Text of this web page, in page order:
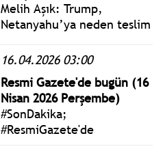
karşısında savunma
yapmaya devam ediyor.
Melih Aşık: Trump,
Netanyahu’ya neden teslim
olduğundan mı? Yoksa
şantaja uğradığından mı?
Orası belli değil...
16.04.2026 03:00
Resmi Gazete'de bugün (16
Nisan 2026 Perşembe)
#SonDakika;
#ResmiGazete'de